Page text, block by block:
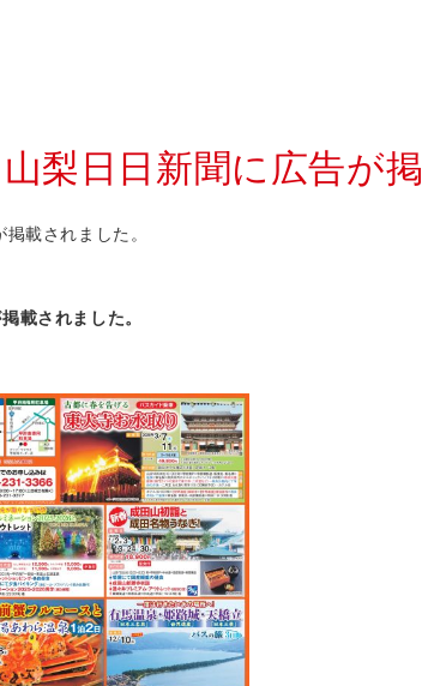
梨日日新聞に広告が
載されました。
載されました。